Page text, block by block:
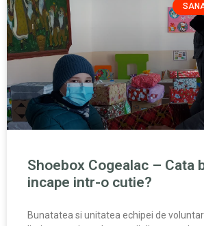
Shoebox Cogealac – Cata
incape intr-o cutie?
Bunatatea si unitatea echipei de